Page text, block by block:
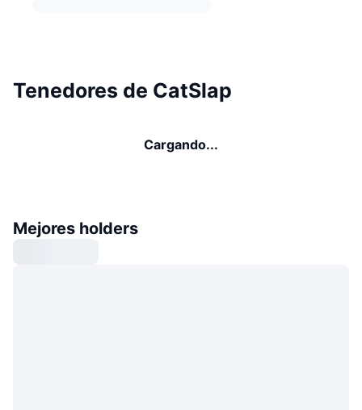
Tenedores de CatSlap
Cargando...
Mejores holders